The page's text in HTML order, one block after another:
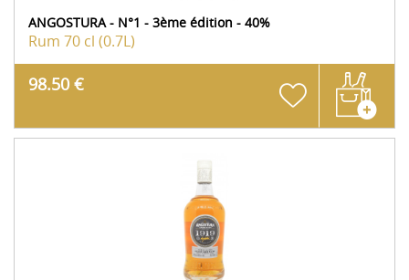
ANGOSTURA - N°1 - 3ème édition - 40%
Rum 70 cl (0.7L)
98.50 €